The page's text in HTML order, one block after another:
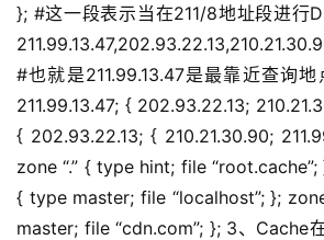
}; #这一段表示当在211/8地址段进行
#也就是211.99.13.47是最靠近查询
211.99.13.47; { 202.93.22.13;
{ 202.93.22.13; { 210.21.30.90;
zone “.” { type hint; file
{ type master; file “localhost”; };
master; file “cdn.com”; }; 3、Cache